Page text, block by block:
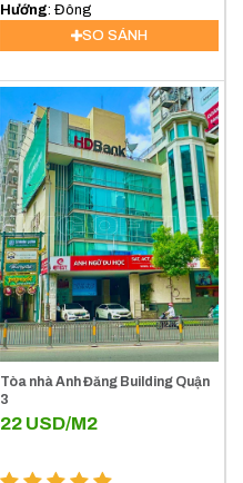
Phường 7, Quận 3
Hướng : Đông
SO SÁNH
Tòa nhà Anh Đăng Building Quận
3
22 USD/M2